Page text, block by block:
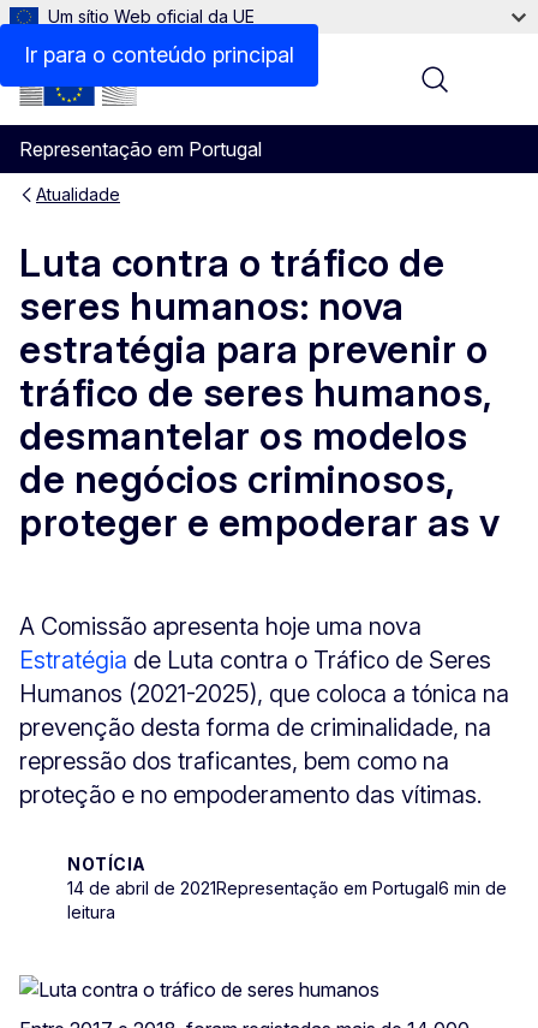
Ir para o conteúdo principal
Um sítio Web oficial da UE
Representação em Portugal
Menu
Atualidade
Luta contra o tráfico de
seres humanos: nova
estratégia para prevenir o
tráfico de seres humanos,
desmantelar os modelos
de negócios criminosos,
proteger e empoderar as v
A Comissão apresenta hoje uma nova
Estratégia de Luta contra o Tráfico de Seres
Humanos (2021-2025), que coloca a tónica na
prevenção desta forma de criminalidade, na
repressão dos traficantes, bem como na
proteção e no empoderamento das vítimas.
NOTÍCIA
14 de abril de 2021Representação em Portugal6 min de
leitura